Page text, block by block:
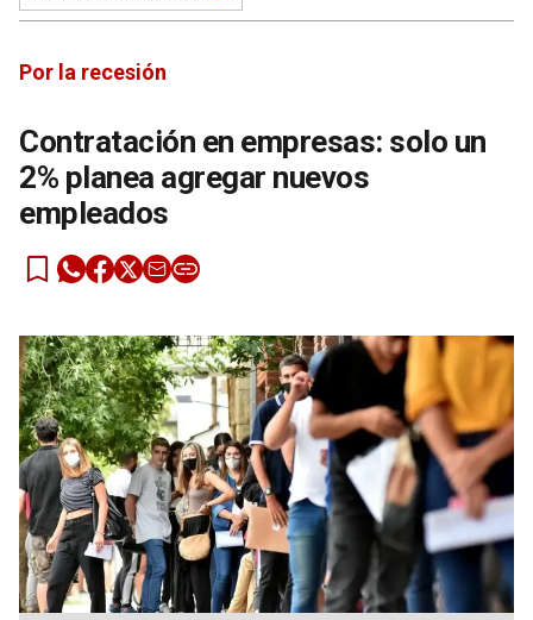
Por la recesión
Contratación en empresas: solo un
2% planea agregar nuevos
empleados